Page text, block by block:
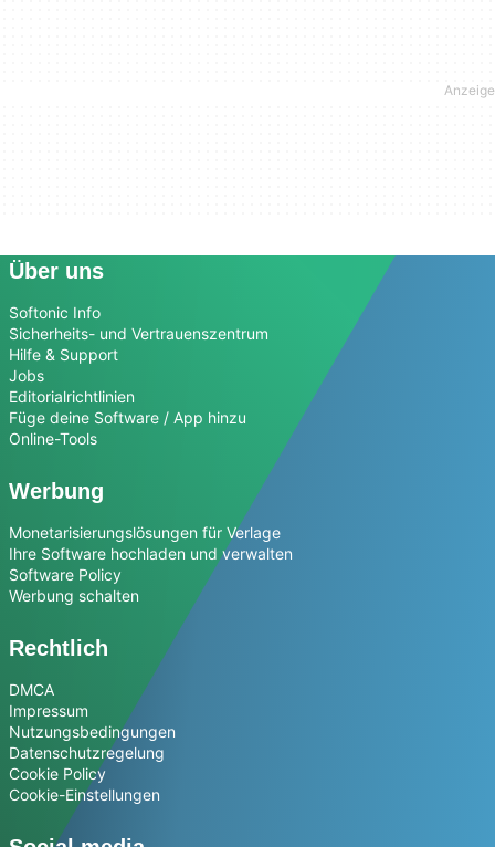
Über uns
Softonic Info
Sicherheits- und Vertrauenszentrum
Hilfe & Support
Jobs
Editorialrichtlinien
Füge deine Software / App hinzu
Online-Tools
Werbung
Monetarisierungslösungen für Verlage
Ihre Software hochladen und verwalten
Software Policy
Werbung schalten
Rechtlich
DMCA
Impressum
Nutzungsbedingungen
Datenschutzregelung
Cookie Policy
Cookie-Einstellungen